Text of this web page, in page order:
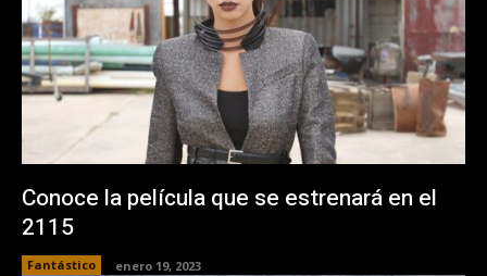
Conoce la película que se estrenará en el
2115
Fantástico enero 19, 2023